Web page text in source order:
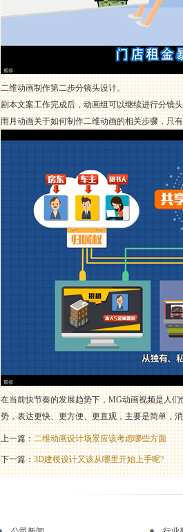
二维动画制作第二步分镜头设计。
剧本文案工作完成后，动画组可以继续进行分镜
雨月动画关于如何制作二维动画的相关步骤，只
在当前快节奏的发展趋势下，MG动画视频是人
势，表达更快、更方便、更直观，主要是简单，
上一篇：二维动画设计场景应该考虑哪些方面
下一篇：3D建模设计又该从哪里开始上手呢?